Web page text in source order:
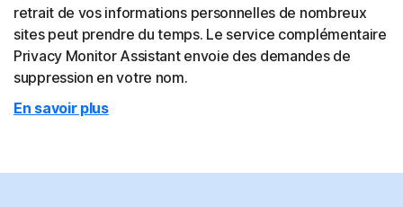
retrait de vos informations personnelles de nombreux
sites peut prendre du temps. Le service complémentaire
Privacy Monitor Assistant envoie des demandes de
suppression en votre nom.
En savoir plus